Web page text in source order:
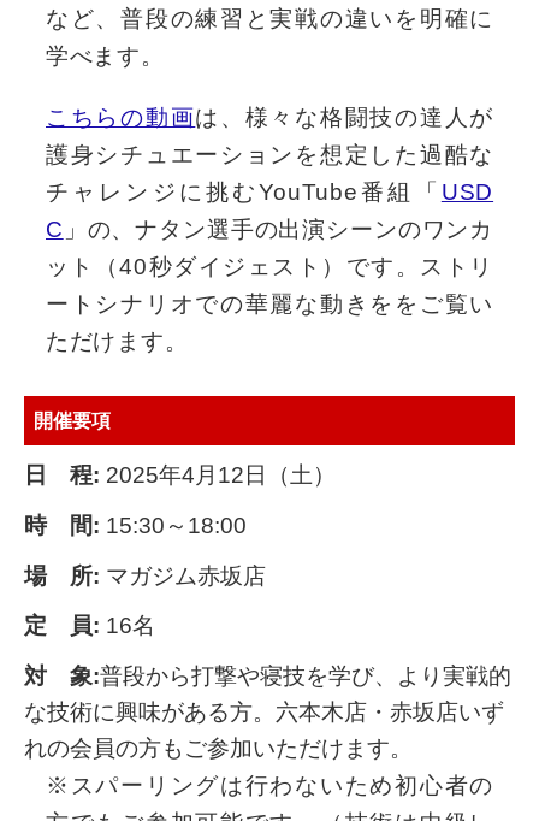
など、普段の練習と実戦の違いを明確に
学べます。
こちらの動画は、様々な格闘技の達人が
護身シチュエーションを想定した過酷な
チャレンジに挑むYouTube番組「 USD
C 」の、ナタン選手の出演シーンのワンカ
ット（40秒ダイジェスト）です。ストリ
ートシナリオでの華麗な動きををご覧い
ただけます。
開催要項
日 程: 2025年4月12日（土）
時 間: 15:30～18:00
場 所: マガジム赤坂店
定 員: 16名
対 象:普段から打撃や寝技を学び、より実戦的
な技術に興味がある方。六本木店・赤坂店いず
れの会員の方もご参加いただけます。
※スパーリングは行わないため初心者の